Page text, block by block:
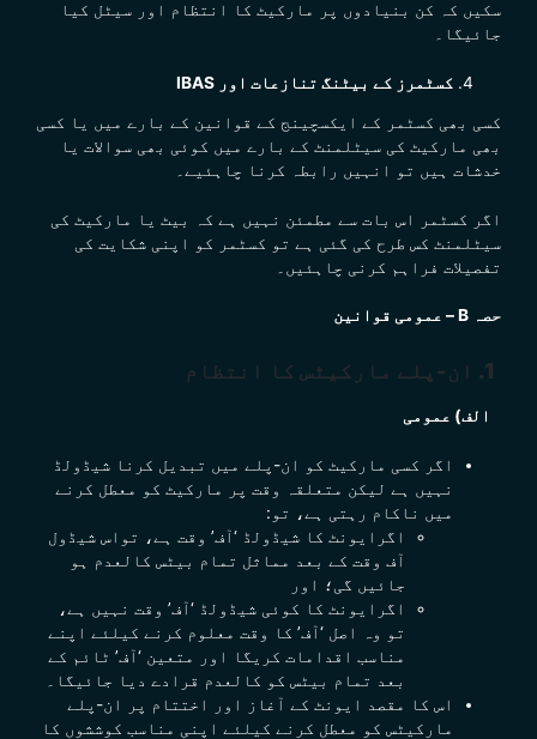
سکیں کہ کن بنیادوں پر مارکیٹ کا انتظام اور سیٹل کیا
جائیگا۔
کسٹمرز کے بیٹنگ تنازعات اور IBAS
کسی بھی کسٹمر کے ایکسچینج کے قوانین کے بارے میں یا کسی
بھی مارکیٹ کی سیٹلمنٹ کے بارے میں کوئی بھی سوالات یا
خدشات ہیں تو انہیں رابطہ کرنا چاہئیے۔
اگر کسٹمر اس بات سے مطمئن نہیں ہے کہ بیٹ یا مارکیٹ کی
سیٹلمنٹ کس طرح کی گئی ہے تو کسٹمر کو اپنی شکایت کی
تفصیلات فراہم کرنی چاہئیں۔
حصہ B – عمومی قوانین
1. ان-پلے مارکیٹس کا انتظام
الف) عمومی
اگر کسی مارکیٹ کو ان-پلے میں تبدیل کرنا شیڈولڈ
نہیں ہے لیکن متعلقہ وقت پر مارکیٹ کو معطل کرنے
میں ناکام رہتی ہے، تو:
اگرایونٹ کا شیڈولڈ ‘آف’ وقت ہے، تواس شیڈول
آف وقت کے بعد مماثل تمام بیٹس کالعدم ہو
جائیں گی؛ اور
اگرایونٹ کا کوئی شیڈولڈ ‘آف’ وقت نہیں ہے،
تو وہ اصل ‘آف’ کا
وقت معلوم کرنے کیلئے اپنے
مناسب اقدامات کریگا اور متعین ‘آف’ ٹائم کے
بعد تمام بیٹس کو کالعدم قرادے دیا جائیگا۔
اس کا مقصد ایونٹ کے آغاز اور اختتام پر ان-پلے
مارکیٹس کو معطل کرنے کیلئے اپنی مناسب کوششوں کا